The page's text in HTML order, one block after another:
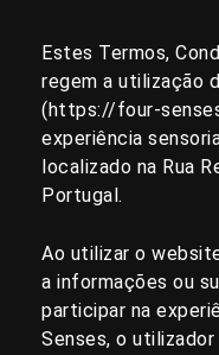
Estes Termos,
regem a utilização
(https://four-
experiência
localizado na Rua
Portugal.
Ao utilizar o
a informações ou
participar na
Senses, o